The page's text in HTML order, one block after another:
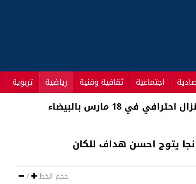
اجتماعية ثقافية وفنية رياضية تربوية
في 18 مارس بالبيضاء
يتوج احسن هداف للكان
حجم الخط /